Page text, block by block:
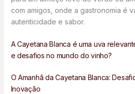
com amigos, onde a gastronomia é
autenticidade e sabor.
A Cayetana Blanca é uma uva
e desafios no mundo do vinho?
O Amanhã da Cayetana Blanca:
Inovação